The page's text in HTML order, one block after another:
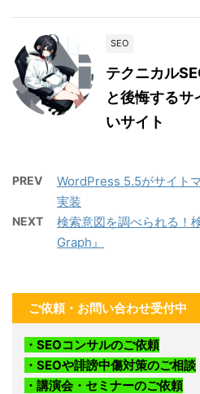
SEO
テクニカル
と後悔するサ
いサイト
PREV
WordPress 5.5がサイト
実装
NEXT
検索意図を調べられる！
Graph』
ご依頼・お問い合わせ受付中
・SEOコンサルのご依頼
・SEOや誹謗中傷対策のご相談
・講演会・セミナーのご依頼